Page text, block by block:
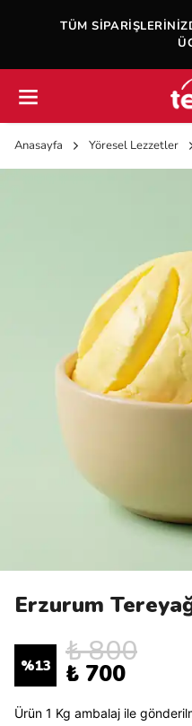
TÜM
Anasayfa Yöresel Lezzetler
Erzurum
%13 ₺ 800
₺ 700
Ürün 1 Kg ambalaj ile